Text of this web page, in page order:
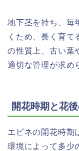
地下茎を持ち、毎
くため、長く育て
の性質上、古い葉
適切な管理が求め
開花時期と花
エビネの開花時期
環境によって多少